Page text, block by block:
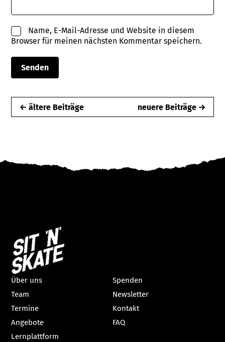
Name, E-Mail-Adresse und Website in diesem
Browser für meinen nächsten Kommentar speichern.
← ältere Beiträge neuere Beiträge →
Über uns
Team
Termine
Angebote
Lernplattform
Spenden
Newsletter
Kontakt
FAQ